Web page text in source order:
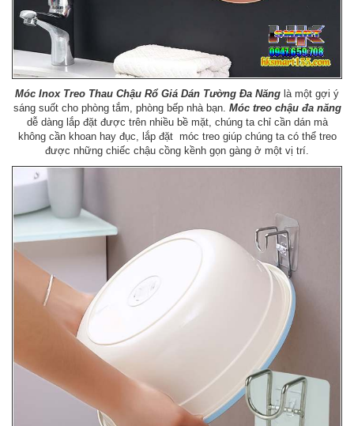
Móc Inox Treo Thau Chậu Rổ Giá Dán Tường Đa Năng là một gợi ý
sáng suốt cho phòng tắm, phòng bếp nhà bạn. Móc treo chậu đa năng
dễ dàng lắp đặt được trên nhiều bề mặt, chúng ta chỉ cần dán mà
không cần khoan hay đục, lắp đặt móc treo giúp chúng ta có thể treo
được những chiếc chậu cồng kềnh gọn gàng ở một vị trí.